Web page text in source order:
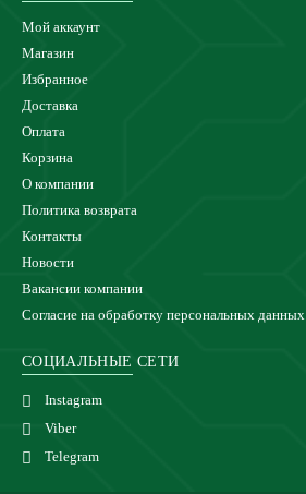
Мой аккаунт
Магазин
Избранное
Доставка
Оплата
Корзина
О компании
Политика возврата
Контакты
Новости
Вакансии компании
Согласие на обработку персональных данных
СОЦИАЛЬНЫЕ СЕТИ
Instagram
Viber
Telegram